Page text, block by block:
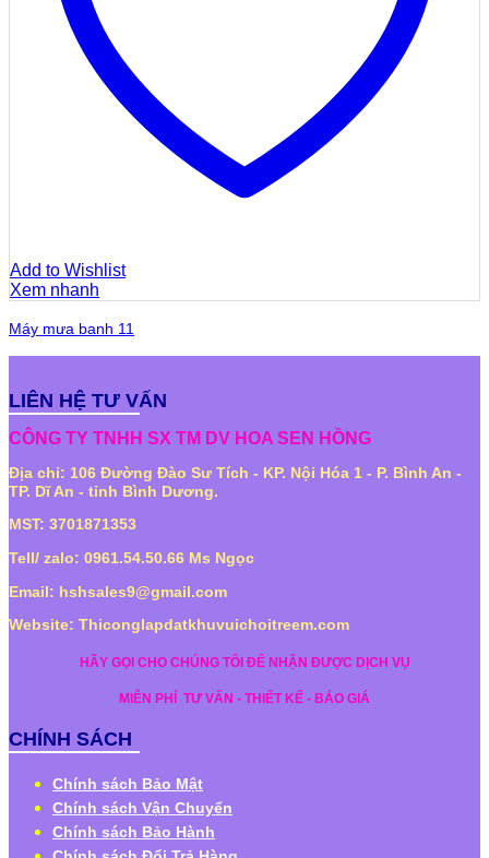
Add to Wishlist
Xem nhanh
Máy mưa banh 11
LIÊN HỆ TƯ VẤN
CÔNG TY TNHH SX TM DV HOA SEN HỒNG
Địa chỉ: 106 Đường Đào Sư Tích - KP. Nội Hóa 1 - P. Bình An -
TP. Dĩ An - tỉnh Bình Dương.
MST: 3701871353
Tell/ zalo: 0961.54.50.66 Ms Ngọc
Email: hshsales9@gmail.com
Website: Thiconglapdatkhuvuichoitreem.com
HÃY GỌI CHO CHÚNG TÔI ĐỂ NHẬN ĐƯỢC DỊCH VỤ
MIỄN PHÍ TƯ VẤN - THIẾT KẾ - BÁO GIÁ
CHÍNH SÁCH
Chính sách Bảo Mật
Chính sách Vận Chuyển
Chính sách Bảo Hành